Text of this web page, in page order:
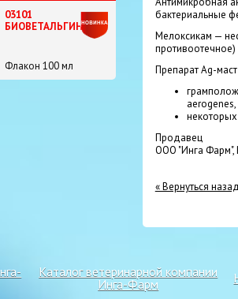
03101
БИОВЕТАЛЬГИН
Флакон 100 мл
бактериальные
Мелоксикам —
Препарат Ag-
Продавец
ООО "Инга Фарм",
« Вернуться
Каталог ветеринарной компании
Инга-Фарм